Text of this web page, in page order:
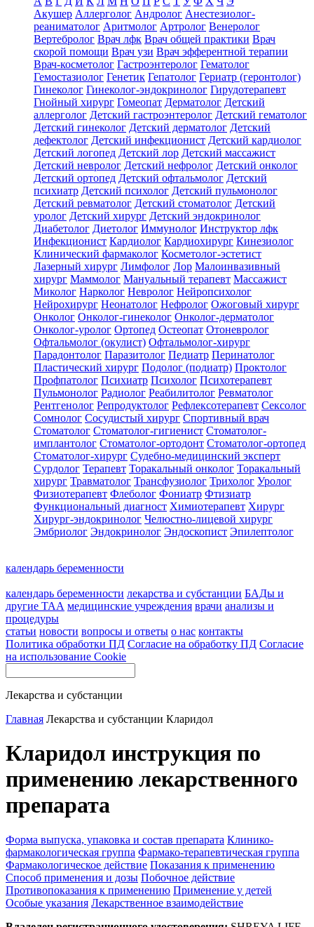
Акушер Аллерголог Андролог Анестезиолог-
реаниматолог Аритмолог Артролог Венеролог
Вертебролог Врач лфк Врач общей практики Врач
скорой помощи Врач узи Врач эфферентной терапии
Врач-косметолог Гастроэнтеролог Гематолог
Гемостазиолог Генетик Гепатолог Гериатр (геронтолог)
Гинеколог Гинеколог-эндокринолог Гирудотерапевт
Гнойный хирург Гомеопат Дерматолог Детский
аллерголог Детский гастроэнтеролог Детский гематолог
Детский гинеколог Детский дерматолог Детский
дефектолог Детский инфекционист Детский кардиолог
Детский логопед Детский лор Детский массажист
Детский невролог Детский нефролог Детский онколог
Детский ортопед Детский офтальмолог Детский
психиатр Детский психолог Детский пульмонолог
Детский ревматолог Детский стоматолог Детский
уролог Детский хирург Детский эндокринолог
Диабетолог Диетолог Иммунолог Инструктор лфк
Инфекционист Кардиолог Кардиохирург Кинезиолог
Клинический фармаколог Косметолог-эстетист
Лазерный хирург Лимфолог Лор Малоинвазивный
хирург Маммолог Мануальный терапевт Массажист
Миколог Нарколог Невролог Нейропсихолог
Нейрохирург Неонатолог Нефролог Ожоговый хирург
Онколог Онколог-гинеколог Онколог-дерматолог
Онколог-уролог Ортопед Остеопат Отоневролог
Офтальмолог (окулист) Офтальмолог-хирург
Парадонтолог Паразитолог Педиатр Перинатолог
Пластический хирург Подолог (подиатр) Проктолог
Профпатолог Психиатр Психолог Психотерапевт
Пульмонолог Радиолог Реабилитолог Ревматолог
Рентгенолог Репродуктолог Рефлексотерапевт Сексолог
Сомнолог Сосудистый хирург Спортивный врач
Стоматолог Стоматолог-гигиенист Стоматолог-
имплантолог Стоматолог-ортодонт Стоматолог-ортопед
Стоматолог-хирург Судебно-медицинский эксперт
Сурдолог Терапевт Торакальный онколог Торакальный
хирург Травматолог Трансфузиолог Трихолог Уролог
Физиотерапевт Флеболог Фониатр Фтизиатр
Функциональный диагност Химиотерапевт Хирург
Хирург-эндокринолог Челюстно-лицевой хирург
Эмбриолог Эндокринолог Эндоскопист Эпилептолог
календарь беременности
календарь беременности лекарства и субстанции БАДы и
другие ТАА медицинские учреждения врачи анализы и
процедуры
статьи новости вопросы и ответы о нас контакты
Политика обработки ПД Согласие на обработку ПД Согласие
на использование Cookie
Лекарства и субстанции
Главная Лекарства и субстанции Кларидол
Кларидол инструкция по
применению лекарственного
препарата
Форма выпуска, упаковка и состав препарата Клинико-
фармакологическая группа Фармако-терапевтическая группа
Фармакологическое действие Показания к применению
Способ применения и дозы Побочное действие
Противопоказания к применению Применение у детей
Особые указания Лекарственное взаимодействие